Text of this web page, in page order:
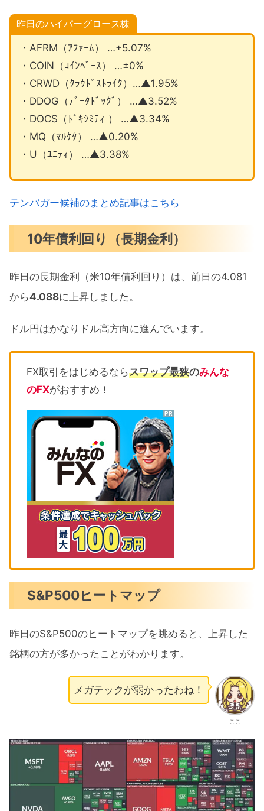
昨日のハイパーグロース株
・AFRM（ｱﾌｧｰﾑ） …+5.07%
・COIN（ｺｲﾝﾍﾞｰｽ） …±0%
・CRWD（ｸﾗｳﾄﾞｽﾄﾗｲｸ）…▲1.95%
・DDOG（ﾃﾞｰﾀﾄﾞｯｸﾞ） …▲3.52%
・DOCS（ﾄﾞｷｼﾐﾃｨ ） …▲3.34%
・MQ（ﾏﾙｹﾀ） …▲0.20%
・U（ﾕﾆﾃｨ） …▲3.38%
テンバガー候補のまとめ記事はこちら
10年債利回り（長期金利）
昨日の長期金利（米10年債利回り）は、前日の4.081
から4.088に上昇しました。
ドル円はかなりドル高方向に進んでいます。
FX取引をはじめるならスワップ最狭のみんな
のFXがおすすめ！
S&P500ヒートマップ
昨日のS&P500のヒートマップを眺めると、上昇した
銘柄の方が多かったことがわかります。
ここ
メガテックが弱かったわね！